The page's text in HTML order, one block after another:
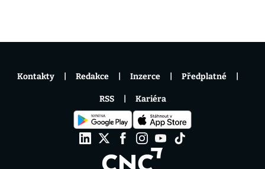
Kontakty Redakce Inzerce Předplatné
RSS Kariéra